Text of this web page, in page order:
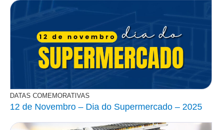
DATAS COMEMORATIVAS
12 de Novembro – Dia do Supermercado – 2025